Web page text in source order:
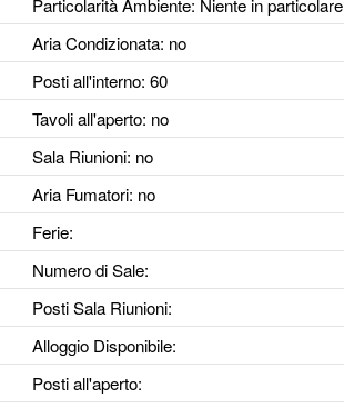
Particolarità Ambiente: Niente in particolare
Aria Condizionata: no
Posti all'interno: 60
Tavoli all'aperto: no
Sala Riunioni: no
Aria Fumatori: no
Ferie:
Numero di Sale:
Posti Sala Riunioni:
Alloggio Disponibile:
Posti all'aperto: